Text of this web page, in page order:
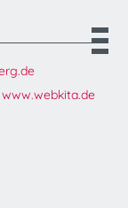
www.webkita.de